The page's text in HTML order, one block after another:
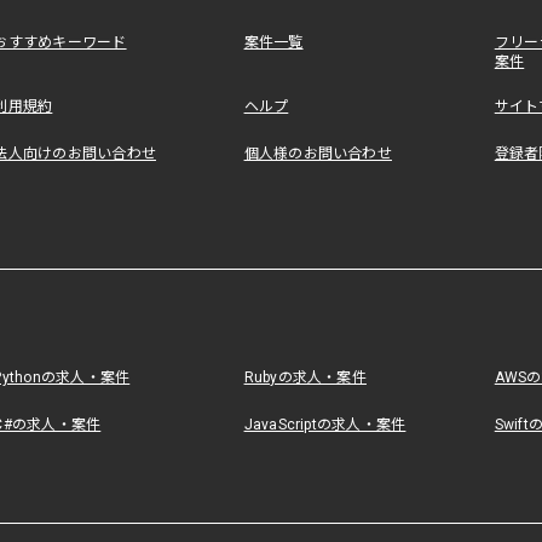
すすめキーワード 案件一覧
フリ
案件
用規約 ヘルプ サイ
人向けのお問い合わせ 個人様のお問い合わせ 登録者
の求人・案件 Rubyの求人・案件 AWS
の求人・案件 JavaScriptの求人・案件 Swift